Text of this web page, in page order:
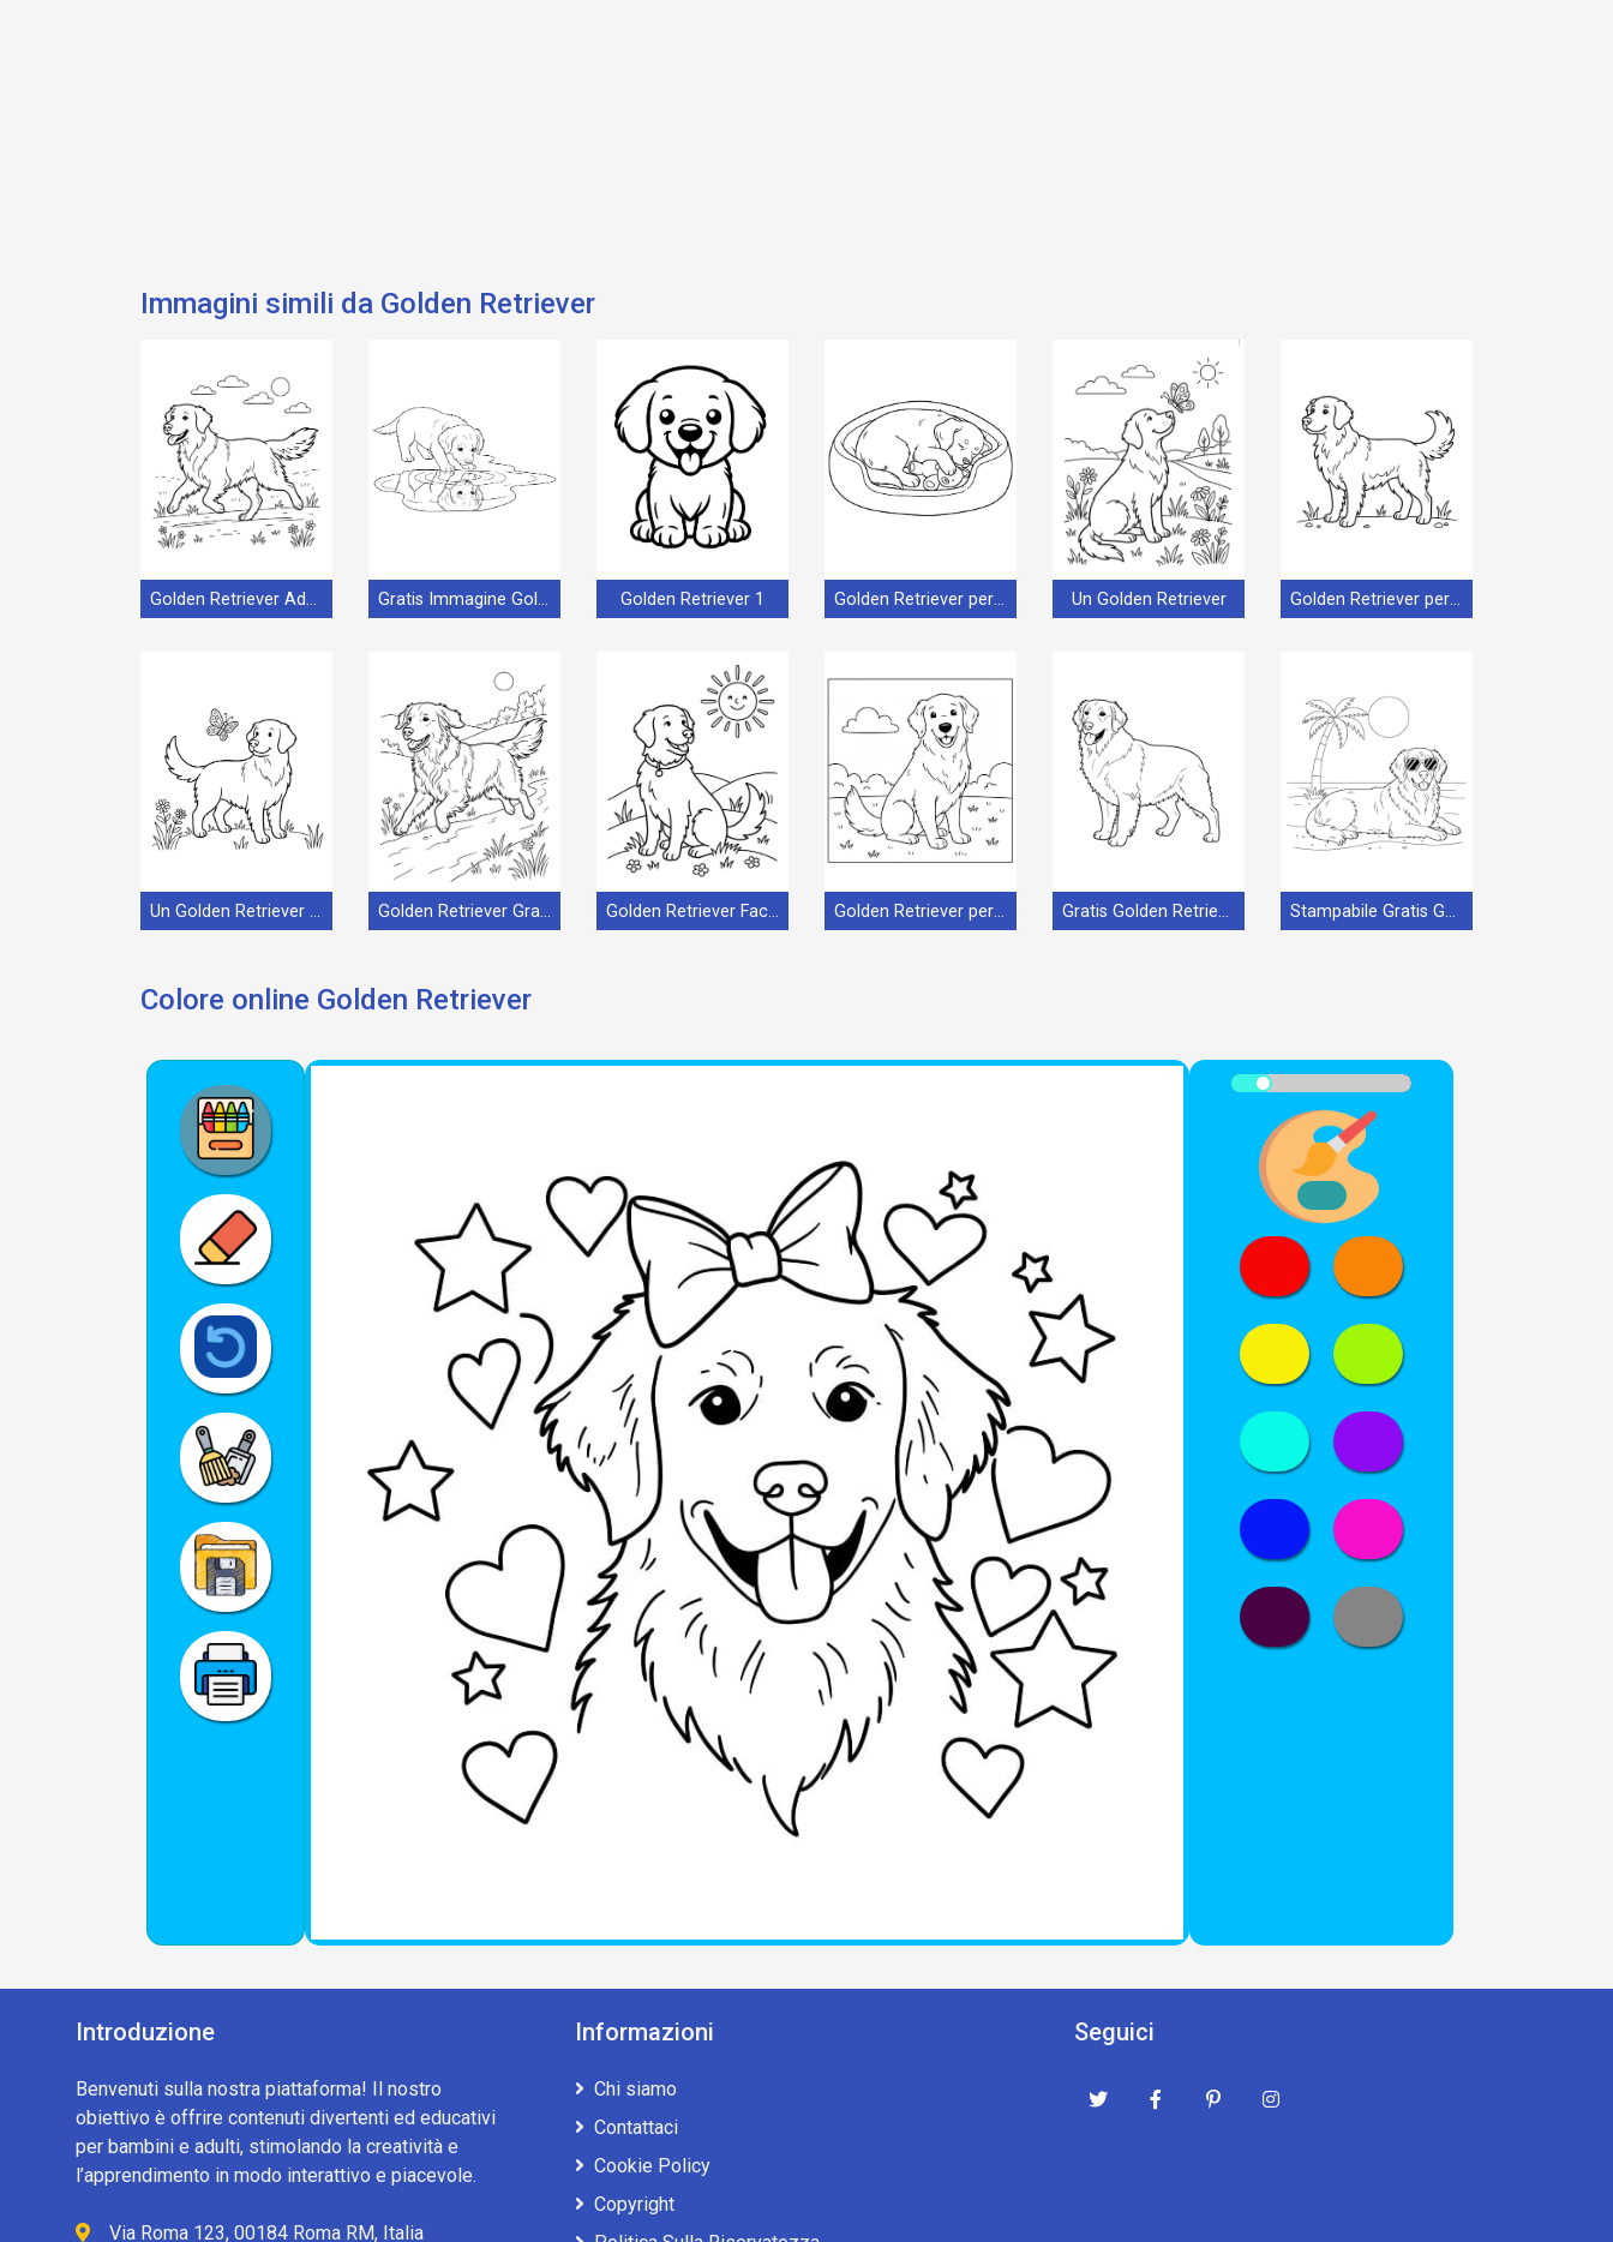
Immagini simili da Golden Retriever
Golden Retriever Adorabile Gratis Immagine Golden Retriever Golden Retriever 1 Golden Retriever per Bimbi di 1 Anno Un Golden Retriever Golden Retriever per Bimbi
Un Golden Retriever Cane Golden Retriever Gratuito Golden Retriever Facile Golden Retriever per Bimbi di 5 Anni Gratis Golden Retriever Stampabile Stampabile Gratis Golden Retriever
Colore online Golden Retriever
Introduzione
Benvenuti sulla nostra piattaforma! Il nostro
obiettivo è offrire contenuti divertenti ed educativi
per bambini e adulti, stimolando la creatività e
l’apprendimento in modo interattivo e piacevole.
Via Roma 123, 00184 Roma RM, Italia
Informazioni
Chi siamo
Contattaci
Cookie Policy
Copyright
Seguici